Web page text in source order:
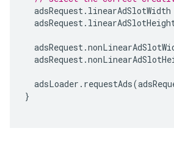
adsRequest. linearAdSlotWidth
adsRequest.
adsRequest.
adsRequest.
adsLoader . requestAds(
}